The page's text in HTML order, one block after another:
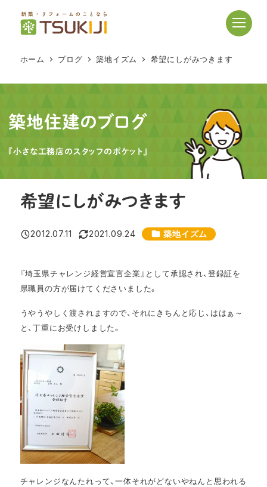
テ
ツ
へ
移
ホーム ブログ 築地イズム 希望にしがみつきます
築地住建のブログ
『小さな工務店のスタッフのポケット』
希望にしがみつきます
投稿日
2012.07.11
更新日
2021.09.24 カテゴリー
築地イズム
『埼玉県チャレンジ経営宣言企業』として承認され、登録証を
県職員の方が届けてくださいました。
うやうやしく渡されますので、それにきちんと応じ、ははぁ～
と、丁重にお受けしました。
チャレンジなんたれって、一体それがどないやねんと思われる